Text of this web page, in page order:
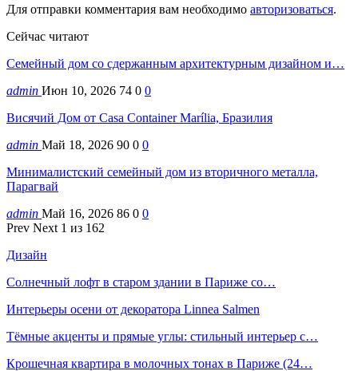
Для отправки комментария вам необходимо авторизоваться.
Сейчас читают
Семейный дом со сдержанным архитектурным дизайном и…
admin Июн 10, 2026 74 0 0
Висячий Дом от Casa Container Marília, Бразилия
admin Май 18, 2026 90 0 0
Минималистский семейный дом из вторичного металла,
Парагвай
admin Май 16, 2026 86 0 0
Prev Next 1 из 162
Дизайн
Солнечный лофт в старом здании в Париже со…
Интерьеры осени от декоратора Linnea Salmen
Тёмные акценты и прямые углы: стильный интерьер с…
Крошечная квартира в молочных тонах в Париже (24…